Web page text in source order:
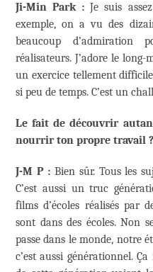
Ji-Min Park :Je suis
exemple, on a vu des
beaucoup
réalisateurs. J’adore le long-
un exercice tellement
si peu de temps. C’est un
Le fait de découvrir
nourrir ton propre travail ?
J-M P : Bien sûr. Tous les
C’est aussi un truc
films d’écoles réalisés par
sont dans des écoles. Non
passe dans le monde, notre
c’est aussi générationnel.